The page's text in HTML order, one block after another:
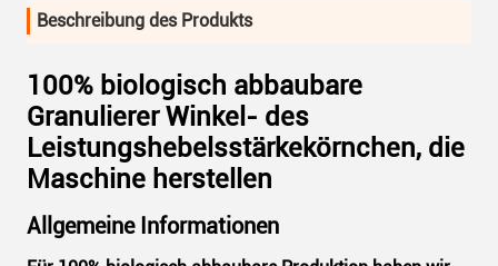
Beschreibung des Produkts
100% biologisch abbaubare
Granulierer Winkel- des
Leistungshebelsstärkekörnchen, die
Maschine herstellen
Allgemeine Informationen